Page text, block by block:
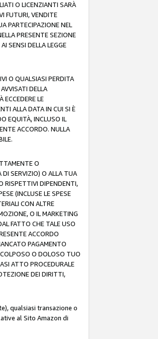
O LICENZIANTI SARÀ
FUTURI, VENDITE
PARTECIPAZIONE NEL
PRESENTE SEZIONE
SENSI DELLA LEGGE
O QUALSIASI PERDITA
DELLA
ECCEDERE LE
ALLA DATA IN CUI SI È
EQUITÀ, INCLUSO IL
ACCORDO. NULLA
O
SERVIZIO) O ALLA TUA
RISPETTIVI DIPENDENTI,
(INCLUSE LE SPESE
CON ALTRE
O IL MARKETING
FATTO CHE TALE USO
ACCORDO
PAGAMENTO
O DOLOSO TUO
ATTO PROCEDURALE
DEI DIRITTI,
qualsiasi transazione o
al Sito Amazon di